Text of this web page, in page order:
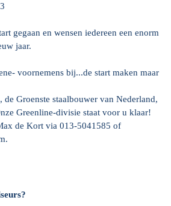
gegaan en wensen iedereen een enorm
jaar.
voornemens bij...de start maken maar
Groenste staalbouwer van Nederland,
Greenline-divisie staat voor u klaar!
de Kort via 013-5041585 of